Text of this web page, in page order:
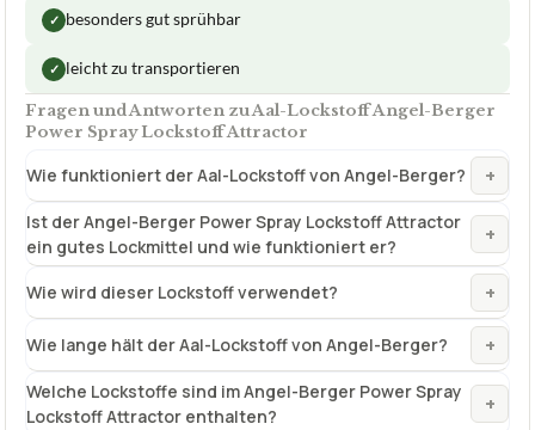
✓ besonders gut sprühbar
✓ leicht zu transportieren
Fragen und Antworten zu Aal-Lockstoff Angel-Berger
Power Spray Lockstoff Attractor
Wie funktioniert der Aal-Lockstoff von Angel-Berger? +
Ist der Angel-Berger Power Spray Lockstoff Attractor
ein gutes Lockmittel und wie funktioniert er?
+
Wie wird dieser Lockstoff verwendet? +
Wie lange hält der Aal-Lockstoff von Angel-Berger? +
Welche Lockstoffe sind im Angel-Berger Power Spray
Lockstoff Attractor enthalten?
+